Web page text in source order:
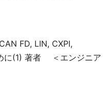
FD, LIN, CXPI,
に(1) 著者 ＜エンジニア